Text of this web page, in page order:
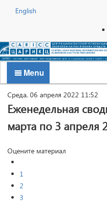
English
Menu
Среда, 06 апреля 2022 11:52
Еженедельная
марта по 3 апреля
Оцените материал
1
2
3